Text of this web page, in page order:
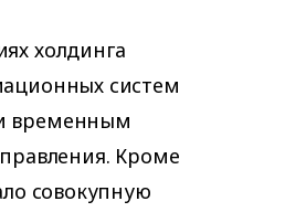
холдинга
систем
временным
Кроме
совокупную